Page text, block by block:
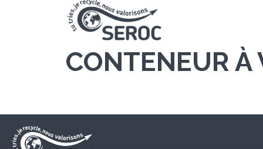
CONTENEUR À